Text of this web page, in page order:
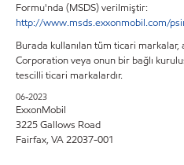
Formu'nda (MSDS) verilmiştir:
http://www.msds.exxonmobil.com/
Burada kullanılan tüm ticari
Corporation veya onun bir bağlı
tescilli ticari markalardır.
06-2023
ExxonMobil
3225 Gallows Road
Fairfax, VA 22037-001